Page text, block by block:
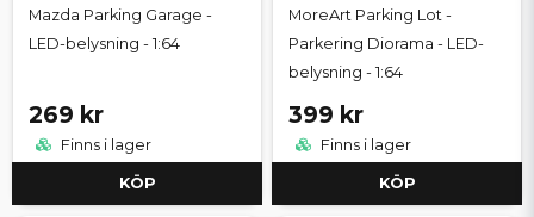
Mazda Parking Garage -
LED-belysning - 1:64
269 kr
Finns i lager
KÖP
MoreArt Parking Lot -
Parkering Diorama - LED-
belysning - 1:64
399 kr
Finns i lager
KÖP